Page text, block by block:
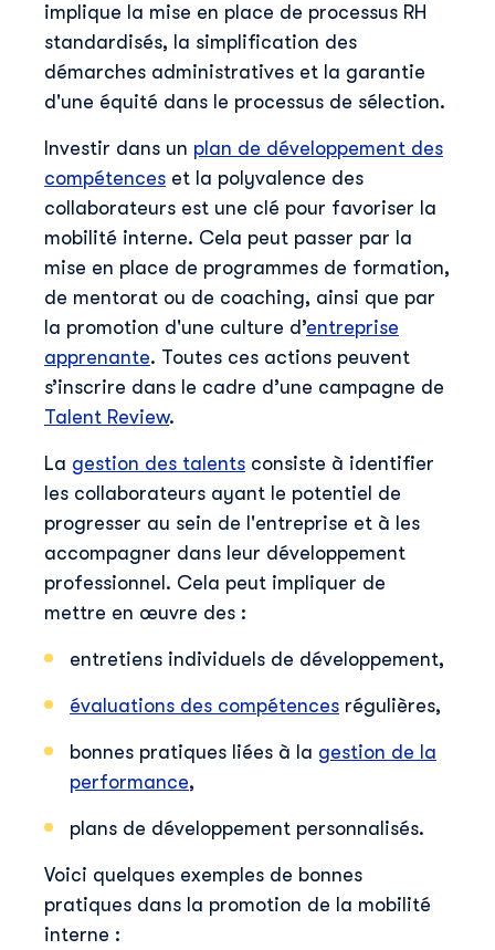
implique la mise en place de processus RH
standardisés, la simplification des
démarches administratives et la garantie
d'une équité dans le processus de sélection.
Investir dans un plan de développement des
compétences et la polyvalence des
collaborateurs est une clé pour favoriser la
mobilité interne. Cela peut passer par la
mise en place de programmes de formation,
de mentorat ou de coaching, ainsi que par
la promotion d'une culture d’entreprise
apprenante. Toutes ces actions peuvent
s’inscrire dans le cadre d’une campagne de
Talent Review.
La gestion des talents consiste à identifier
les collaborateurs ayant le potentiel de
progresser au sein de l'entreprise et à les
accompagner dans leur développement
professionnel. Cela peut impliquer de
mettre en œuvre des :
entretiens individuels de développement,
évaluations des compétences régulières,
bonnes pratiques liées à la gestion de la
performance,
plans de développement personnalisés.
Voici quelques exemples de bonnes
pratiques dans la promotion de la mobilité
interne :